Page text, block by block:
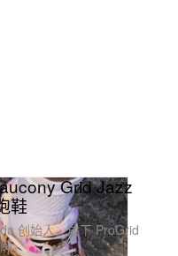
Grid Jazz
鞋
创始人，放下 ProGrid
。